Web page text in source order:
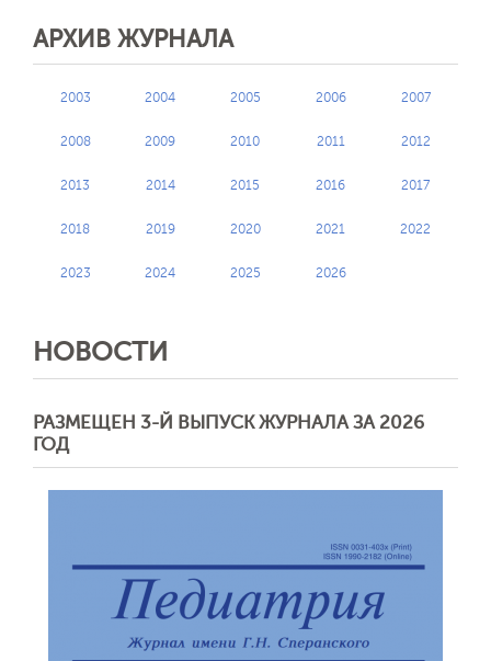
АРХИВ ЖУРНАЛА
2003 2004 2005 2006 2007
2008 2009 2010 2011 2012
2013 2014 2015 2016 2017
2018 2019 2020 2021 2022
2023 2024 2025 2026
НОВОСТИ
РАЗМЕЩЕН 3-Й ВЫПУСК ЖУРНАЛА ЗА 2026
ГОД